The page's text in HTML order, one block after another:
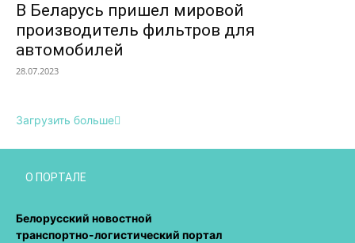
В Беларусь пришел мировой
производитель фильтров для
автомобилей
28.07.2023
Загрузить больше
О ПОРТАЛЕ
Белорусский новостной
транспортно-логистический портал